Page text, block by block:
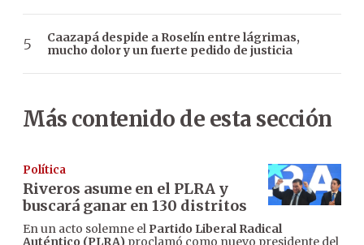
Caazapá despide a Roselín entre lágrimas,
mucho dolor y un fuerte pedido de justicia
Más contenido de esta sección
Política
Riveros asume en el PLRA y
buscará ganar en 130 distritos
En un acto solemne el Partido Liberal Radical
Auténtico (PLRA) proclamó como nuevo presidente del